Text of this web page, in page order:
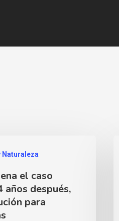
Naturaleza
el caso
años después,
para